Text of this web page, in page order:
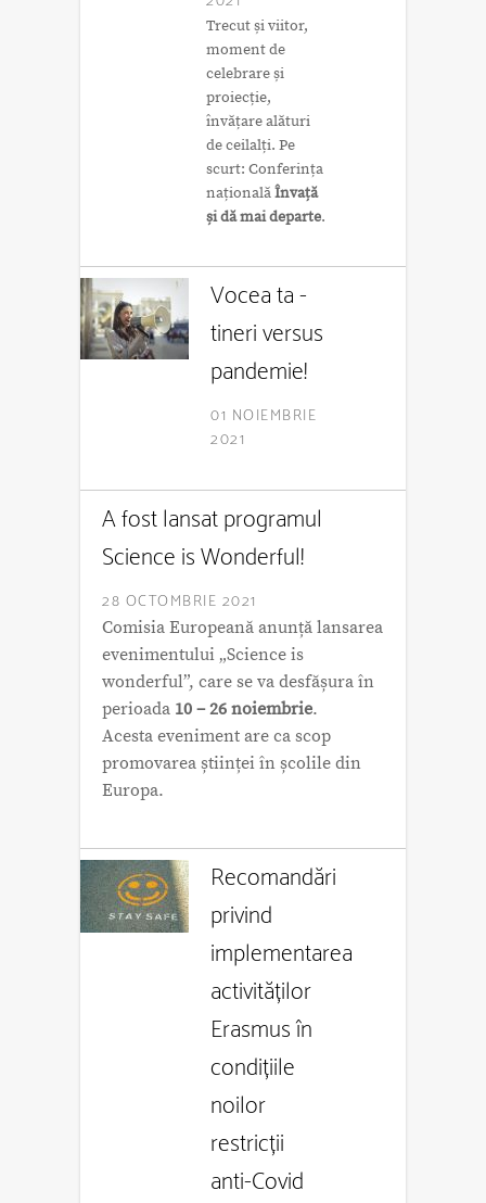
Trecut și viitor,
moment de
celebrare și
proiecție,
învățare alături
de ceilalți. Pe
scurt: Conferința
naționalăÎnvață
și dă mai departe.
Vocea ta -
tineri versus
pandemie!
01 NOIEMBRIE
2021
A fost lansat programul
Science is Wonderful!
28 OCTOMBRIE 2021
Comisia Europeană anunță lansarea
evenimentului „Science is
wonderful”, care se va desfășura în
perioada 10 – 26 noiembrie.
Acesta eveniment are ca scop
promovarea științei în școlile din
Europa.
Recomandări
privind
implementarea
activităților
Erasmus în
condițiile
noilor
restricții
anti-Covid